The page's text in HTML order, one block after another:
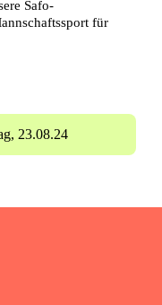
Safo-
für
23.08.24